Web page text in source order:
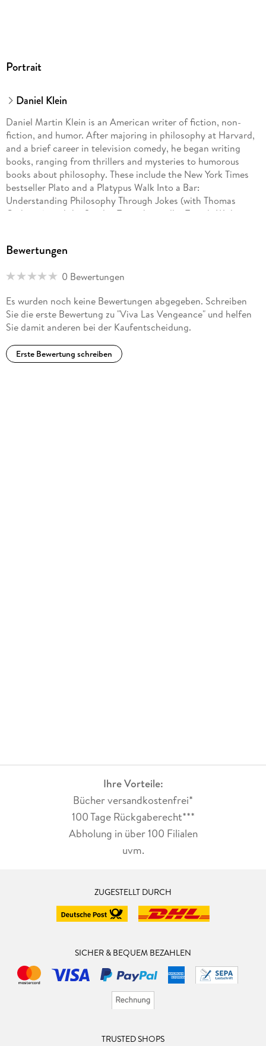
Portrait
Daniel Klein
Daniel Martin Klein is an American writer of fiction, non-
fiction, and humor. After majoring in philosophy at Harvard,
and a brief career in television comedy, he began writing
books, ranging from thrillers and mysteries to humorous
books about philosophy. These include the New York Times
bestseller Plato and a Platypus Walk Into a Bar:
Understanding Philosophy Through Jokes (with Thomas
Cathcart), and the Sunday Times bestseller Travels With
Bewertungen
0 Bewertungen
Es wurden noch keine Bewertungen abgegeben. Schreiben
Sie die erste Bewertung zu "Viva Las Vengeance" und helfen
Sie damit anderen bei der Kaufentscheidung.
Erste Bewertung schreiben
Ihre Vorteile:
Bücher versandkostenfrei*
100 Tage Rückgaberecht***
Abholung in über 100 Filialen
uvm.
ZUGESTELLT DURCH
SICHER & BEQUEM BEZAHLEN
TRUSTED SHOPS